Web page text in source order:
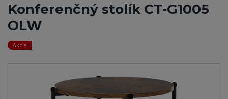
Konferenčný stolík CT-G1005
OLW
Akcia